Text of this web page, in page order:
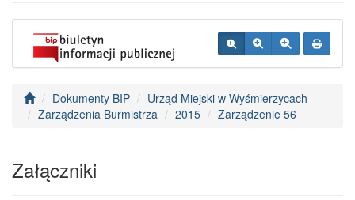
Dokumenty BIP
Urząd Miejski w Wyśmierzycach
Zarządzenia Burmistrza
2015 Zarządzenie 56
Załączniki